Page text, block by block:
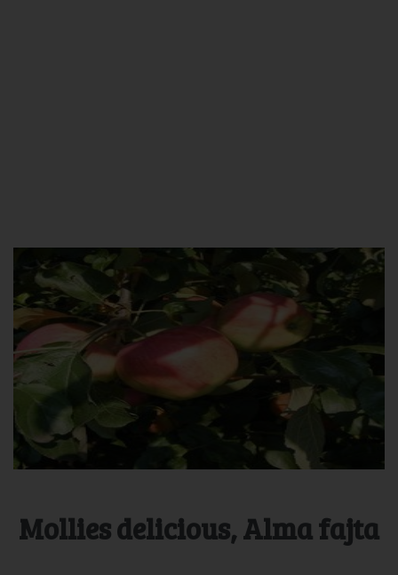
Mollies delicious, Alma fajta